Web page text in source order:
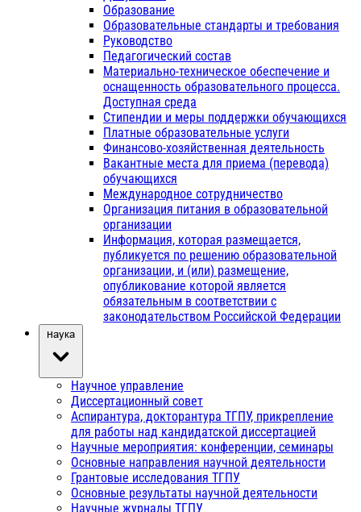
Образование
Образовательные стандарты и требования
Руководство
Педагогический состав
Материально-техническое обеспечение и
оснащенность образовательного процесса.
Доступная среда
Стипендии и меры поддержки обучающихся
Платные образовательные услуги
Финансово-хозяйственная деятельность
Вакантные места для приема (перевода)
обучающихся
Международное сотрудничество
Организация питания в образовательной
организации
Информация, которая размещается,
публикуется по решению образовательной
организации, и (или) размещение,
опубликование которой является
обязательным в соответствии с
законодательством Российской Федерации
Наука
Научное управление
Диссертационный совет
Аспирантура, докторантура ТГПУ, прикрепление
для работы над кандидатской диссертацией
Научные мероприятия: конференции, семинары
Основные направления научной деятельности
Грантовые исследования ТГПУ
Основные результаты научной деятельности
Научные журналы ТГПУ